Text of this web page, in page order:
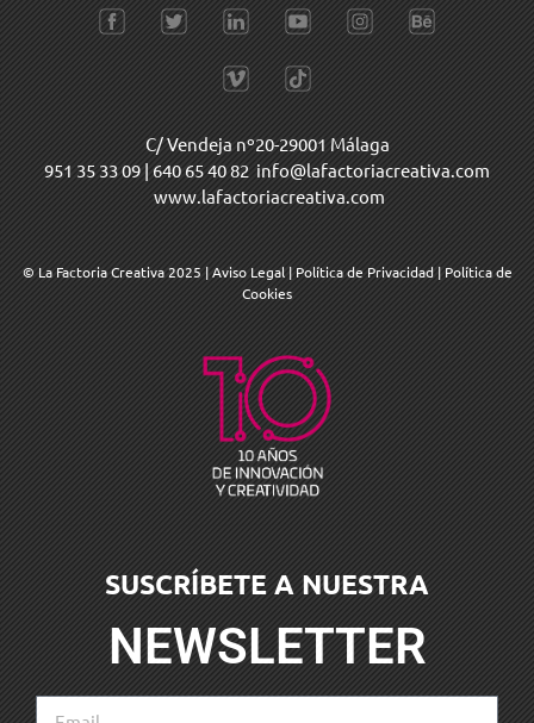
C/ Vendeja nº20-29001 Málaga
951 35 33 09 | 640 65 40 82 info@lafactoriacreativa.com
www.lafactoriacreativa.com
© La Factoria Creativa 2025 |Aviso Legal | Política de Privacidad | Política de
Cookies
SUSCRÍBETE A NUESTRA
NEWSLETTER